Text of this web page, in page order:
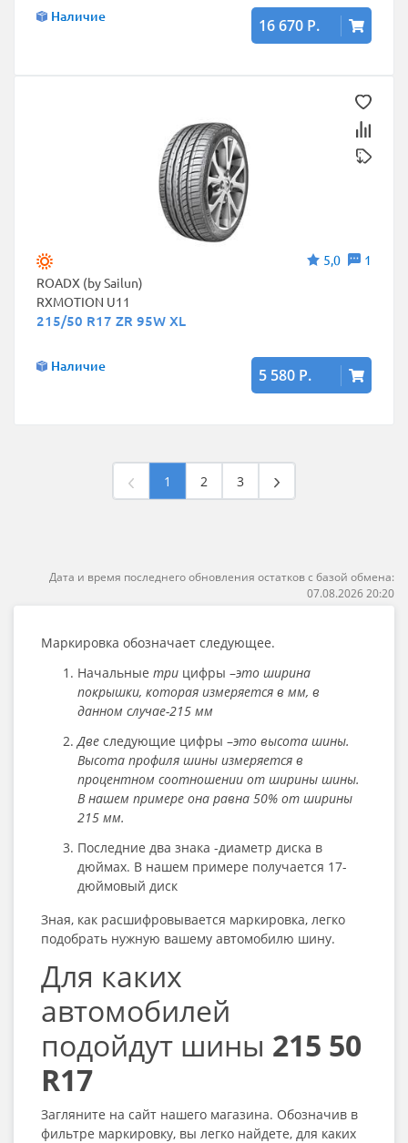
Наличие 16 670 Р.
5,0
1
ROADX (by Sailun)
RXMOTION U11
215/50 R17 ZR 95W XL
Наличие 5 580 Р.
1 2 3
Дата и время последнего обновления остатков с базой обмена:
07.08.2026 20:20
Маркировка обозначает следующее.
Начальные три цифры –это ширина
покрышки, которая измеряется в мм, в
данном случае-215 мм
Две следующие цифры –это высота шины.
Высота профиля шины измеряется в
процентном соотношении от ширины шины.
В нашем примере она равна 50% от ширины
215 мм.
Последние два знака -диаметр диска в
дюймах. В нашем примере получается 17-
дюймовый диск
Зная, как расшифровывается маркировка, легко
подобрать нужную вашему автомобилю шину.
Для каких
автомобилей
подойдут шины 215 50
R17
Загляните на сайт нашего магазина. Обозначив в
фильтре маркировку, вы легко найдете, для каких